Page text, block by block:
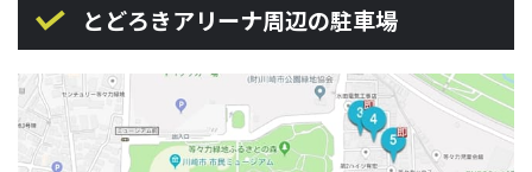
とどろきアリーナ周辺の駐車場